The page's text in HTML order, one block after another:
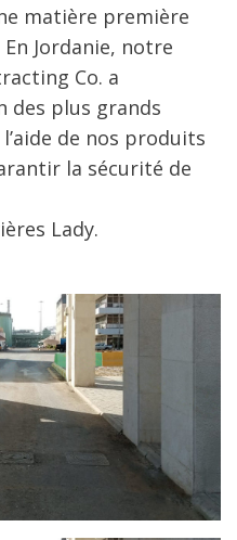
matière première
Jordanie, notre
Co. a
des plus grands
de nos produits
la sécurité de
Lady.